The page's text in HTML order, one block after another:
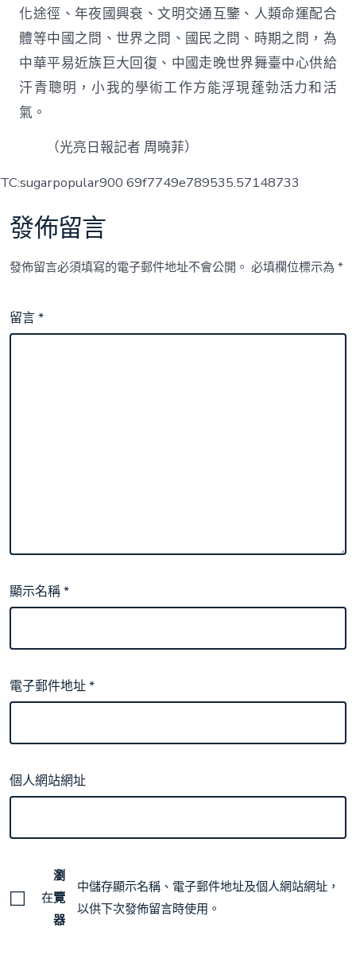
化途徑、年夜國興衰、文明交通互鑒、人類命運配合
體等中國之問、世界之問、國民之問、時期之問，為
中華平易近族巨大回復、中國走晚世界舞臺中心供給
汗青聰明，小我的學術工作方能浮現蓬勃活力和活
氣。
（光亮日報記者 周曉菲）
TC:sugarpopular900 69f7749e789535.57148733
發佈留言
發佈留言必須填寫的電子郵件地址不會公開。 必填欄位標示為*
留言*
顯示名稱*
電子郵件地址*
個人網站網址
在
瀏
覽
器
中儲存顯示名稱、電子郵件地址及個人網站網址，
以供下次發佈留言時使用。